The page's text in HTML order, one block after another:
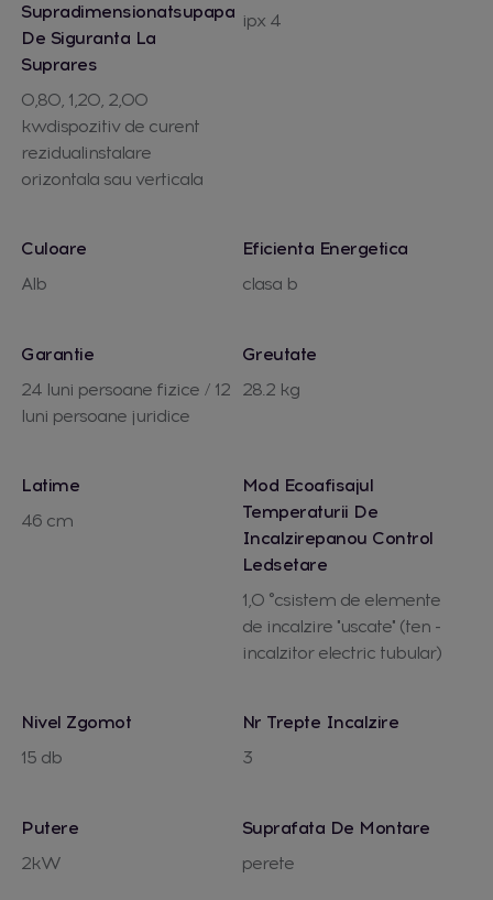
Supradimensionatsupapa
De Siguranta La
Suprares
0,80, 1,20, 2,00
kwdispozitiv de curent
rezidualinstalare
orizontala sau verticala
ipx 4
Culoare
Alb
Eficienta Energetica
clasa b
Garantie
24 luni persoane fizice / 12
luni persoane juridice
Greutate
28.2 kg
Latime
46 cm
Mod Ecoafisajul
Temperaturii De
Incalzirepanou Control
Ledsetare
1,0 °csistem de elemente
de incalzire "uscate" (ten -
incalzitor electric tubular)
Nivel Zgomot
15 db
Nr Trepte Incalzire
3
Putere
2kW
Suprafata De Montare
perete